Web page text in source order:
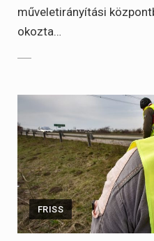
műveletirányítási
okozta…
FRISS